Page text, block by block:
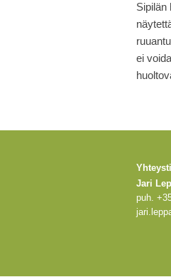
Sipilän
ei
Jari
puh.